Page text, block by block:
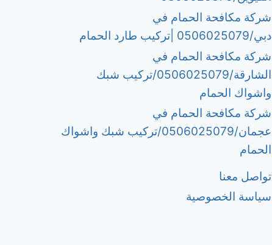
شركة مكافحة الحمام في
دبي/0506025079 |تركيب طارد الحمام
شركة مكافحة الحمام في
الشارقة/0506025079/تركيب شبك
واشواك الحمام
شركة مكافحة الحمام في
عجمان/0506025079/تركيب شبك واشواك
الحمام
تواصل معنا
سياسة الخصوصية